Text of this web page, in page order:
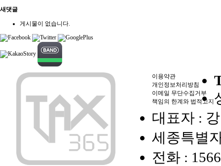
새댓글
게시물이 없습니다.
이용약관
개인정보처리방침
이메일 무단수집거부
책임의 한계와 법적고지
대표자 :
세종특별
전화 :